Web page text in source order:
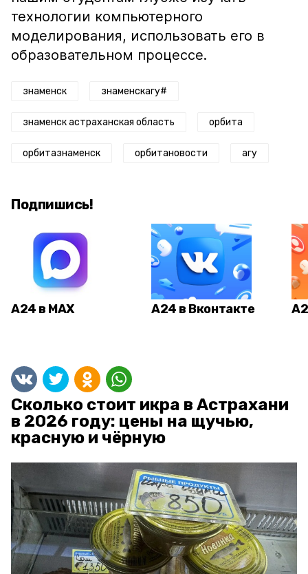
технологии компьютерного
моделирования, использовать его в
образовательном процессе.
знаменск знаменскагу#
знаменск астраханская область орбита
орбитазнаменск орбитановости агу
Подпишись!
А24 в MAX А24 в Вконтакте
Сколько стоит икра в Астрахани
в 2026 году: цены на щучью,
красную и чёрную